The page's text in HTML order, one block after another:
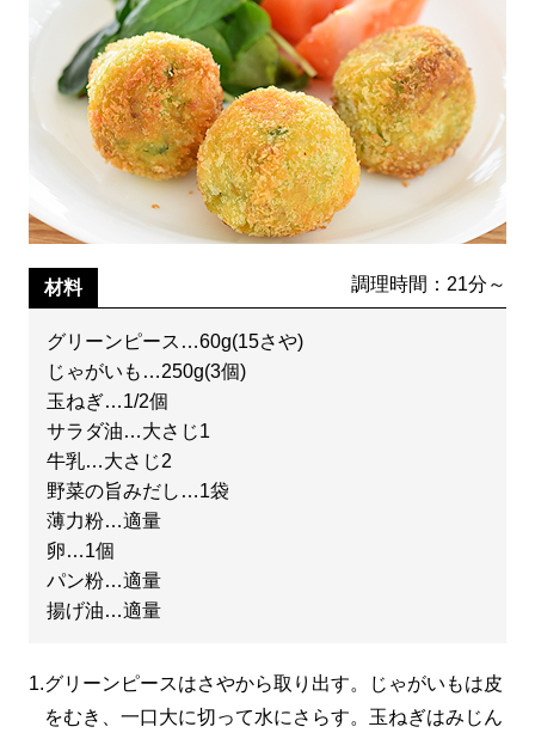
材料 調理時間：21分～
グリーンピース…60g(15さや)
じゃがいも…250g(3個)
玉ねぎ…1/2個
サラダ油…大さじ1
牛乳…大さじ2
野菜の旨みだし…1袋
薄力粉…適量
卵…1個
パン粉…適量
揚げ油…適量
1.グリーンピースはさやから取り出す。じゃがいもは皮
をむき、一口大に切って水にさらす。玉ねぎはみじん